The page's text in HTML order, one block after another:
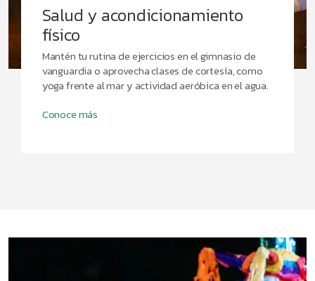
Salud y acondicionamiento
físico
Mantén tu rutina de ejercicios en el gimnasio de
vanguardia o aprovecha clases de cortesía, como
yoga frente al mar y actividad aeróbica en el agua.
Conoce más